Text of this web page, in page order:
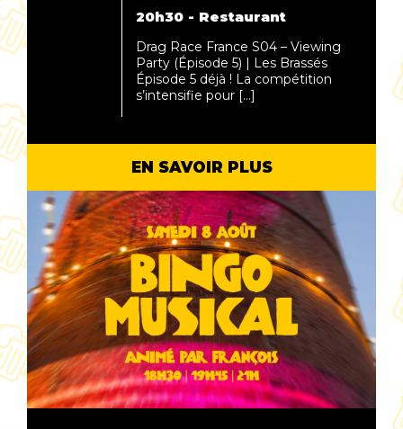
20h30 - Restaurant
Drag Race France S04 – Viewing
Party (Épisode 5) | Les Brassés
Épisode 5 déjà ! La compétition
s’intensifie pour […]
EN SAVOIR PLUS